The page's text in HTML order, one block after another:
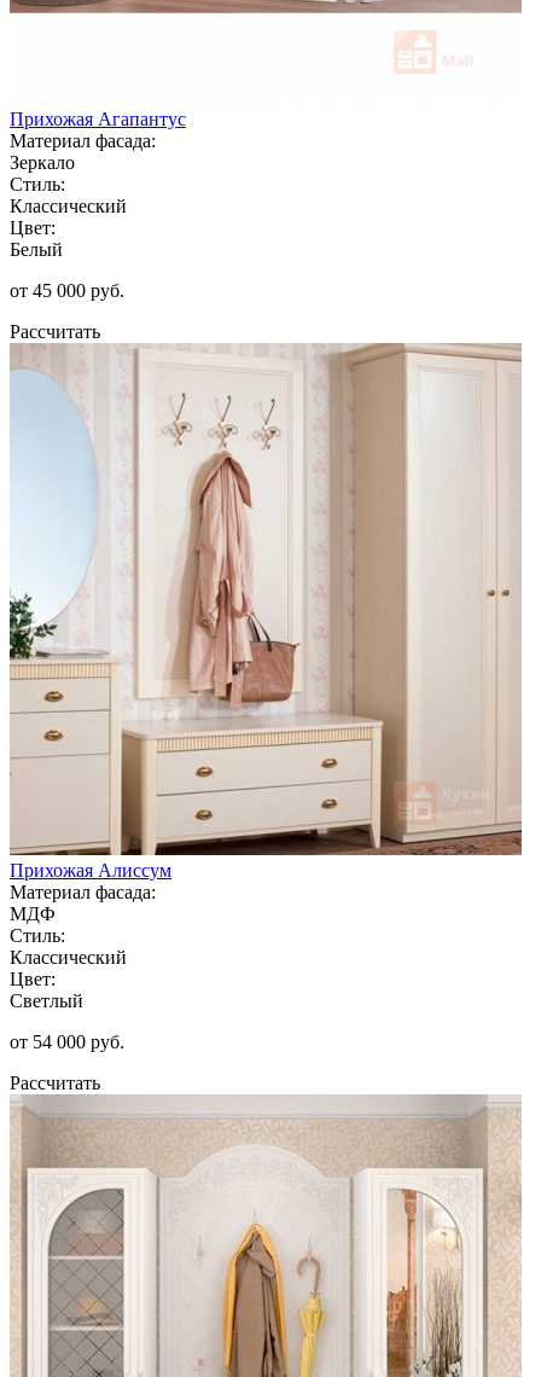
Прихожая Агапантус
Материал фасада:
Зеркало
Стиль:
Классический
Цвет:
Белый
от 45 000 руб.
Рассчитать
Прихожая Алиссум
Материал фасада:
МДФ
Стиль:
Классический
Цвет:
Светлый
от 54 000 руб.
Рассчитать